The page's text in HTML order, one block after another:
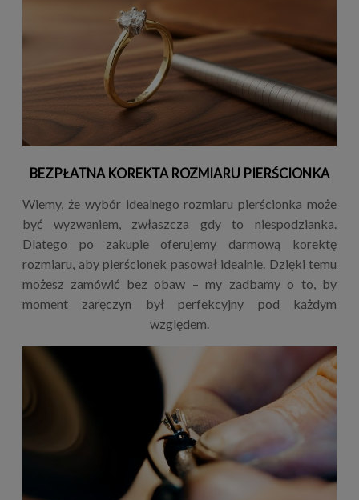
BEZPŁATNA KOREKTA ROZMIARU PIERŚCIONKA
Wiemy, że wybór idealnego rozmiaru pierścionka może
być wyzwaniem, zwłaszcza gdy to niespodzianka.
Dlatego po zakupie oferujemy darmową korektę
rozmiaru, aby pierścionek pasował idealnie. Dzięki temu
możesz zamówić bez obaw – my zadbamy o to, by
moment zaręczyn był perfekcyjny pod każdym
względem.